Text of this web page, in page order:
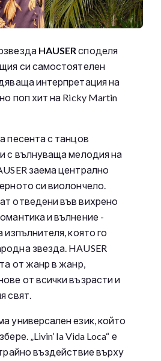
HAUSERсподеля
си самостоятелен
интерпретация на
поп хит на Ricky Martin
песента с танцов
с вълнуваща мелодия на
заема централно
си виолончело.
отведени във вихрено
и вълнение -
изпълнителя, която го
звезда. HAUSER
от жанр в жанр,
от всички възрасти и
свят.
универсален език, който
„Livin’ la Vida Loca“ е
въздействие върху